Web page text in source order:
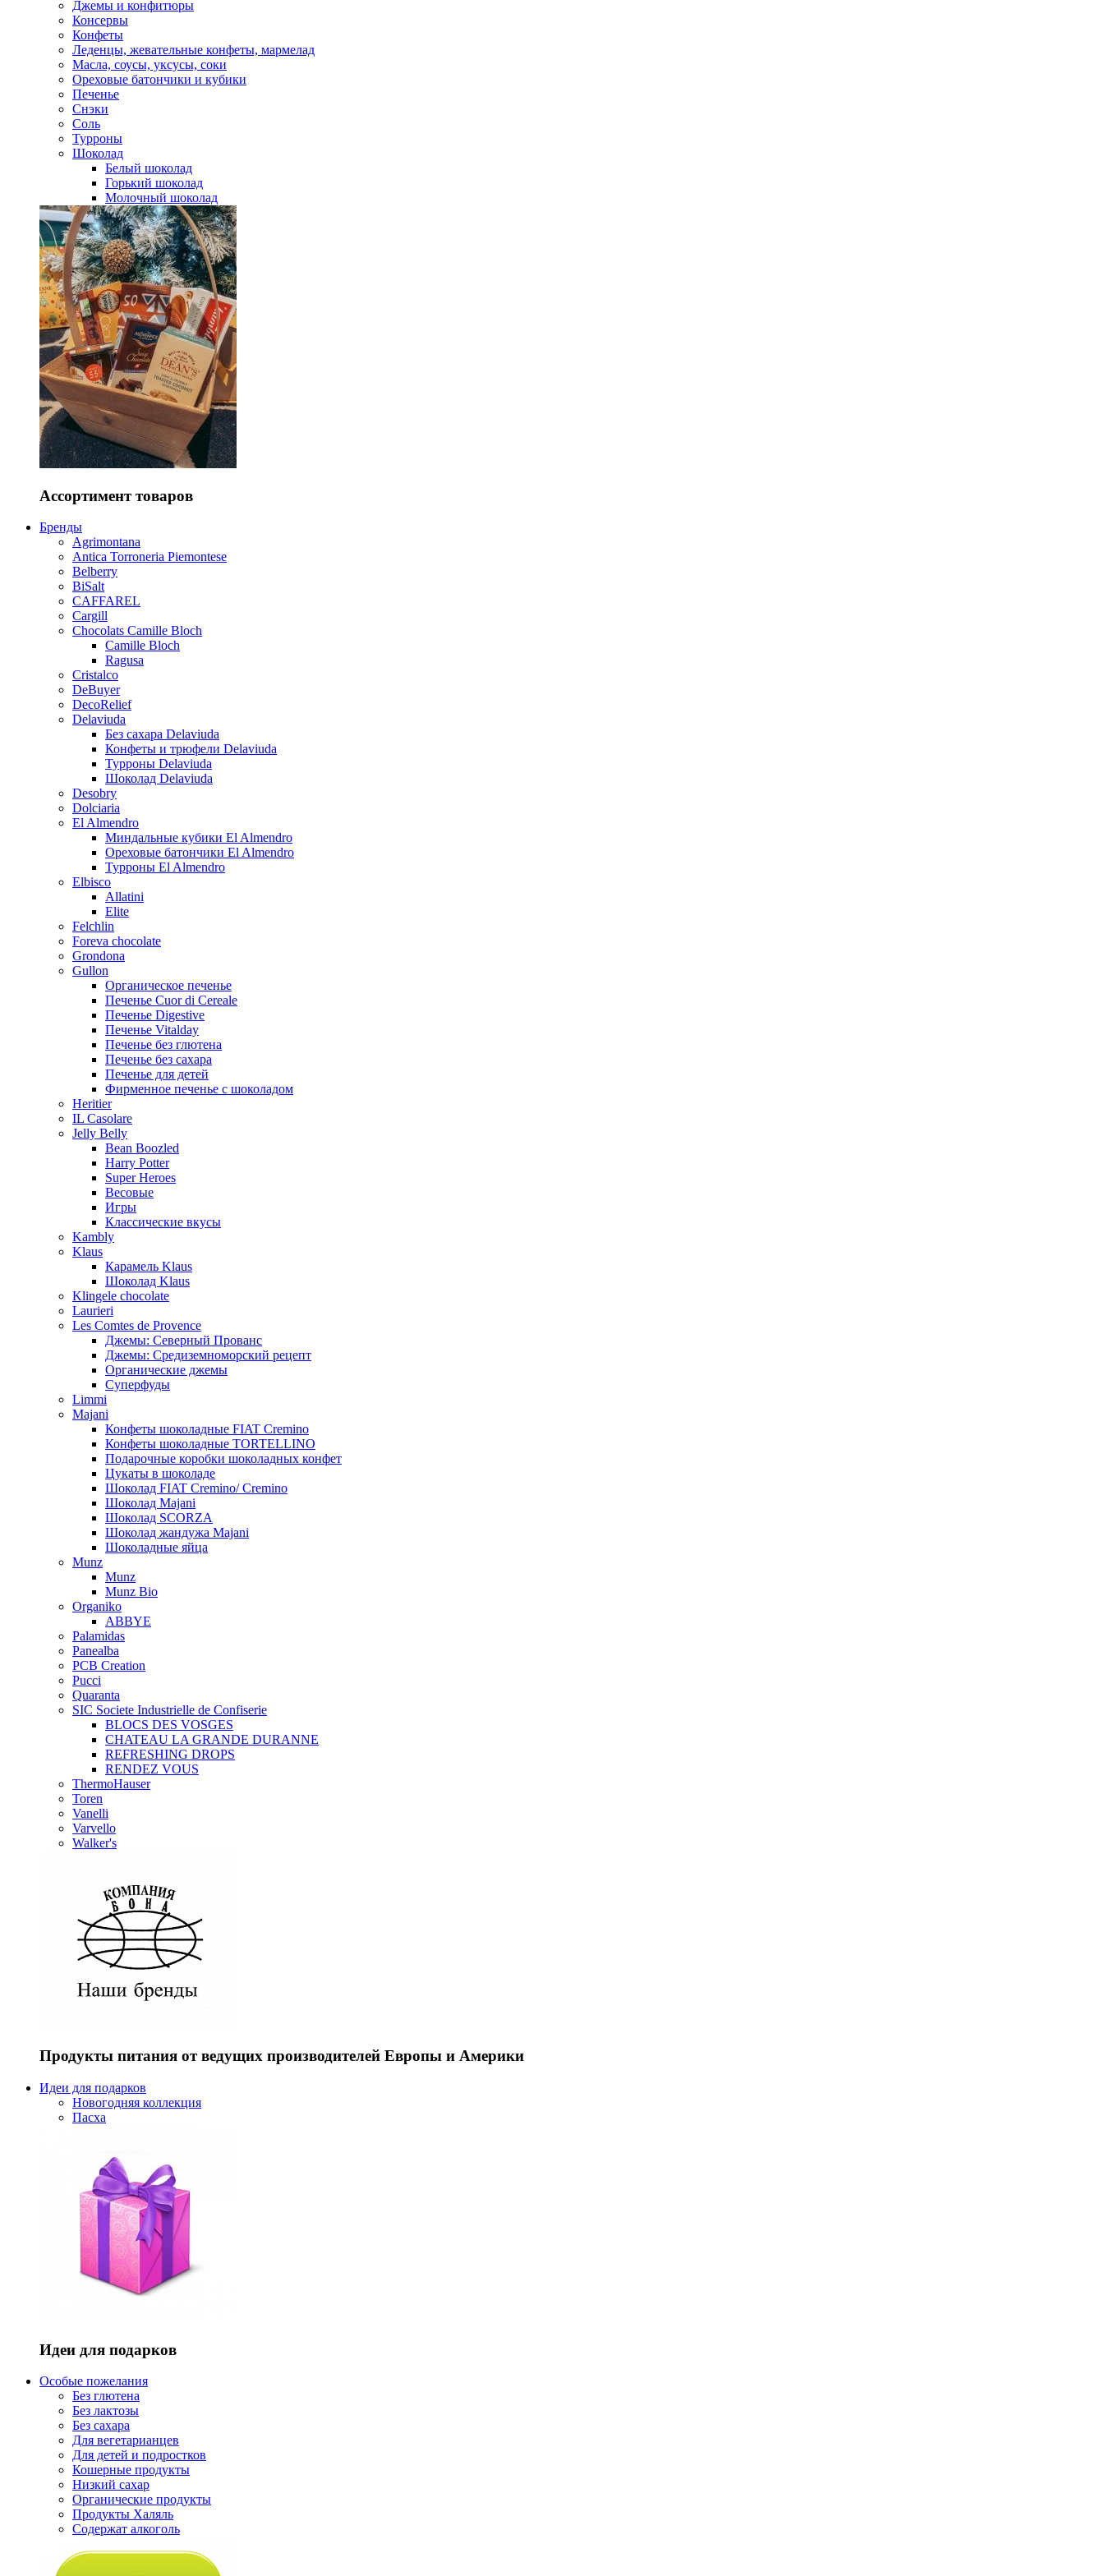
Джемы и конфитюры
Консервы
Конфеты
Леденцы, жевательные конфеты, мармелад
Масла, соусы, уксусы, соки
Ореховые батончики и кубики
Печенье
Снэки
Соль
Турроны
Шоколад
Белый шоколад
Горький шоколад
Молочный шоколад
Ассортимент товаров
Бренды
Agrimontana
Antica Torroneria Piemontese
Belberry
BiSalt
CAFFAREL
Cargill
Chocolats Camille Bloch
Camille Bloch
Ragusa
Cristalco
DeBuyer
DecoRelief
Delaviuda
Без сахара Delaviuda
Конфеты и трюфели Delaviuda
Турроны Delaviuda
Шоколад Delaviuda
Desobry
Dolciaria
El Almendro
Миндальные кубики El Almendro
Ореховые батончики El Almendro
Турроны El Almendro
Elbisco
Allatini
Elite
Felchlin
Foreva chocolate
Grondona
Gullon
Органическое печенье
Печенье Cuor di Cereale
Печенье Digestive
Печенье Vitalday
Печенье без глютена
Печенье без сахара
Печенье для детей
Фирменное печенье с шоколадом
Heritier
IL Casolare
Jelly Belly
Bean Boozled
Harry Potter
Super Heroes
Весовые
Игры
Классические вкусы
Kambly
Klaus
Карамель Klaus
Шоколад Klaus
Klingele chocolate
Laurieri
Les Comtes de Provence
Джемы: Северный Прованс
Джемы: Средиземноморский рецепт
Органические джемы
Суперфуды
Limmi
Majani
Конфеты шоколадные FIAT Cremino
Конфеты шоколадные TORTELLINO
Подарочные коробки шоколадных конфет
Цукаты в шоколаде
Шоколад FIAT Cremino/ Cremino
Шоколад Majani
Шоколад SCORZA
Шоколад жандужа Majani
Шоколадные яйца
Munz
Munz
Munz Bio
Organiko
ABBYE
Palamidas
Panealba
PCB Creation
Pucci
Quaranta
SIC Societe Industrielle de Confiserie
BLOCS DES VOSGES
CHATEAU LA GRANDE DURANNE
REFRESHING DROPS
RENDEZ VOUS
ThermoHauser
Toren
Vanelli
Varvello
Walker's
Продукты питания от ведущих производителей Европы и Америки
Идеи для подарков
Новогодняя коллекция
Пасха
Идеи для подарков
Особые пожелания
Без глютена
Без лактозы
Без сахара
Для вегетарианцев
Для детей и подростков
Кошерные продукты
Низкий сахар
Органические продукты
Продукты Халяль
Содержат алкоголь